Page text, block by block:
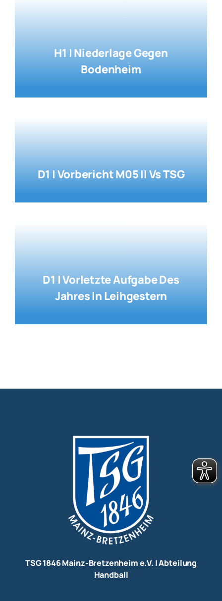
H1 | Niederlage Gegen
Bodenheim
D1 | Vorbericht M05 II Vs TSG
D1 | Vorletzte Aufgabe Des
Jahres In Leihgestern
TSG 1846 Mainz-Bretzenheim e.V. | Abteilung
Handball